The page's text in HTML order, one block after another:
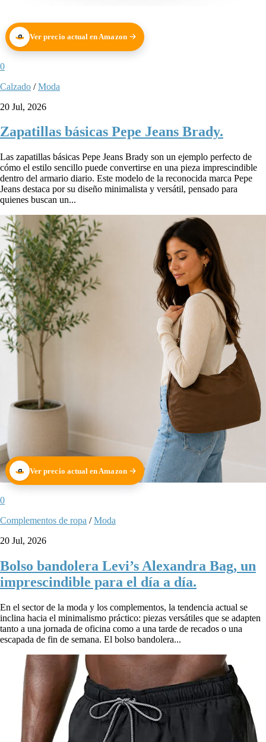
Ver precio actual en Amazon
0
Calzado /Moda
20 Jul, 2026
Zapatillas básicas Pepe Jeans Brady.
Las zapatillas básicas Pepe Jeans Brady son un ejemplo perfecto de
cómo el estilo sencillo puede convertirse en una pieza imprescindible
dentro del armario diario. Este modelo de la reconocida marca Pepe
Jeans destaca por su diseño minimalista y versátil, pensado para
quienes buscan un...
Ver precio actual en Amazon
0
Complementos de ropa /Moda
20 Jul, 2026
Bolso bandolera Levi’s Alexandra Bag, un
imprescindible para el día a día.
En el sector de la moda y los complementos, la tendencia actual se
inclina hacia el minimalismo práctico: piezas versátiles que se adapten
tanto a una jornada de oficina como a una tarde de recados o una
escapada de fin de semana. El bolso bandolera...